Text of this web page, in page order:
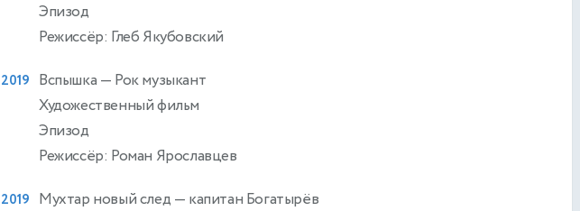
Эпизод
Режиссёр: Глеб Якубовский
2019 Вспышка — Рок музыкант
Художественный фильм
Эпизод
Режиссёр: Роман Ярославцев
2019 Мухтар новый след — капитан Богатырёв